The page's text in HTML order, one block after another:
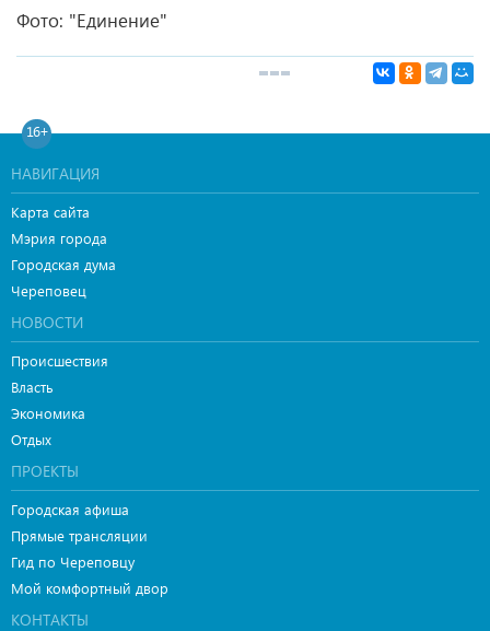
Фото: "Единение"
16+
НАВИГАЦИЯ
Карта сайта
Мэрия города
Городская дума
Череповец
НОВОСТИ
Происшествия
Власть
Экономика
Отдых
ПРОЕКТЫ
Городская афиша
Прямые трансляции
Гид по Череповцу
Мой комфортный двор
КОНТАКТЫ